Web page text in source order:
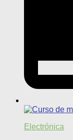
Electrónica